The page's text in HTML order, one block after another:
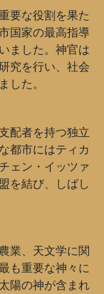
要な役割を果た
国家の最高指導
ました。神官は
究を行い、社会
した。
配者を持つ独立
都市にはティカ
ェン・イッツァ
を結び、しばし
業、天文学に関
も重要な神々に
陽の神が含まれ